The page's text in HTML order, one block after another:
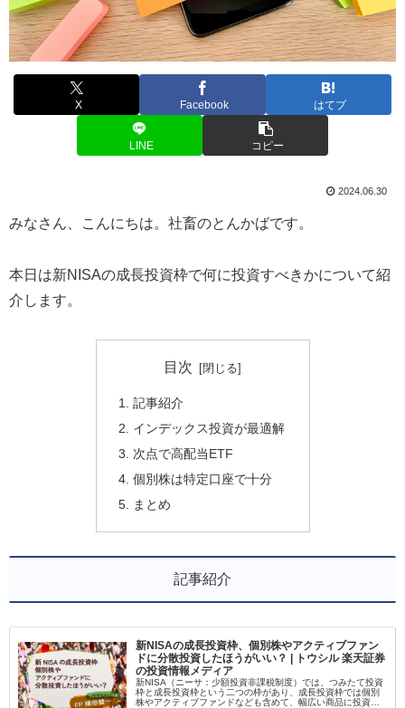
X Facebook はてブ
LINE コピー
2024.06.30
みなさん、こんにちは。社畜のとんかばです。
本日は新NISAの成長投資枠で何に投資すべきかについて紹
介します。
目次
記事紹介
インデックス投資が最適解
次点で高配当ETF
個別株は特定口座で十分
まとめ
記事紹介
新NISAの成長投資枠、個別株やアクティブファン
ドに分散投資したほうがいい？ | トウシル 楽天証券
の投資情報メディア
新NISA（ニーサ：少額投資非課税制度）では、つみたて投資
枠と成長投資枠という二つの枠があり、成長投資枠では個別
株やアクティブファンドなども含めて、幅広い商品に投資す